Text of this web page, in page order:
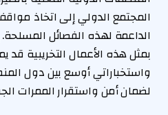
المجتمع الدولي إلى اتخاذ
الداعمة لهذه الفصائل المسلحة.
بمثل هذه الأعمال التخريبية
واستخباراتي أوسع بين دول
لضمان أمن واستقرار الممرات